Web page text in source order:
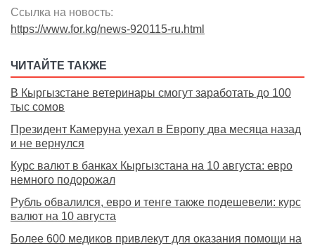
Ссылка на новость:
https://www.for.kg/news-920115-ru.html
ЧИТАЙТЕ ТАКЖЕ
В Кыргызстане ветеринары смогут заработать до 100
тыс сомов
Президент Камеруна уехал в Европу два месяца назад
и не вернулся
Курс валют в банках Кыргызстана на 10 августа: евро
немного подорожал
Рубль обвалился, евро и тенге также подешевели: курс
валют на 10 августа
Более 600 медиков привлекут для оказания помощи на